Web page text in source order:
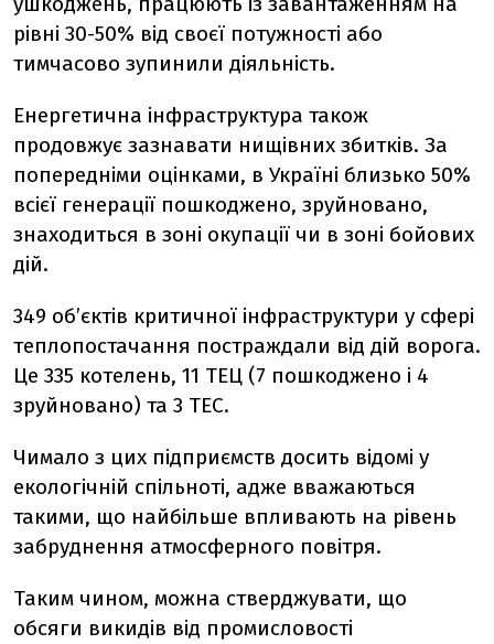
рівні 30-50% від своєї потужності або
тимчасово зупинили діяльність.
Енергетична інфраструктура також
продовжує зазнавати нищівних збитків. За
попередніми оцінками, в Україні близько 50%
всієї генерації пошкоджено, зруйновано,
знаходиться в зоні окупації чи в зоні бойових
дій.
349 об’єктів критичної інфраструктури у сфері
теплопостачання постраждали від дій ворога.
Це 335 котелень, 11 ТЕЦ (7 пошкоджено і 4
зруйновано) та 3 ТЕС.
Чимало з цих підприємств досить відомі у
екологічній спільноті, адже вважаються
такими, що найбільше впливають на рівень
забруднення атмосферного повітря.
Таким чином, можна стверджувати, що
обсяги викидів від промисловості